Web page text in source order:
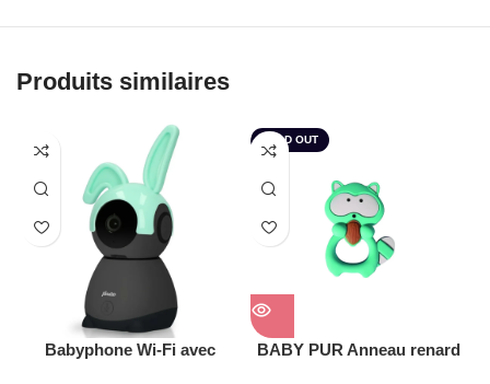
Produits similaires
Babyphone Wi-Fi avec
SOLD OUT
BABY PUR Anneau renard